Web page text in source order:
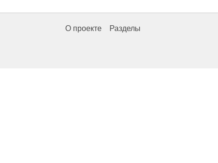
О проекте Разделы